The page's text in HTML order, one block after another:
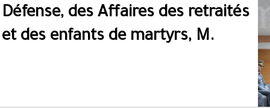
Défense, des Affaires des retraités
et des enfants de martyrs, M.